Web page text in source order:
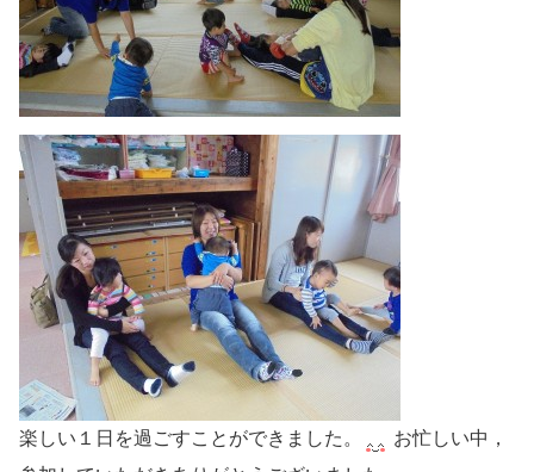
楽しい１日を過ごすことができました。
お忙しい中，